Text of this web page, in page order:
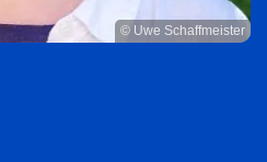
© Uwe Schaffmeister